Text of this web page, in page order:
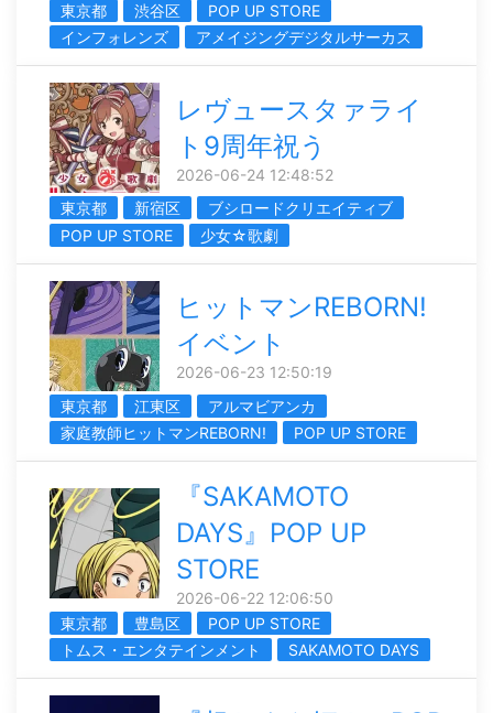
東京都
渋谷区
POP UP STORE
インフォレンズ
アメイジングデジタルサーカス
レヴュースタァライ
ト9周年祝う
2026-06-24 12:48:52
東京都
新宿区
ブシロードクリエイティブ
POP UP STORE
少女☆歌劇
ヒットマンREBORN!
イベント
2026-06-23 12:50:19
東京都
江東区
アルマビアンカ
家庭教師ヒットマンREBORN!
POP UP STORE
『SAKAMOTO
DAYS』POP UP
STORE
2026-06-22 12:06:50
東京都
豊島区
POP UP STORE
トムス・エンタテインメント
SAKAMOTO DAYS